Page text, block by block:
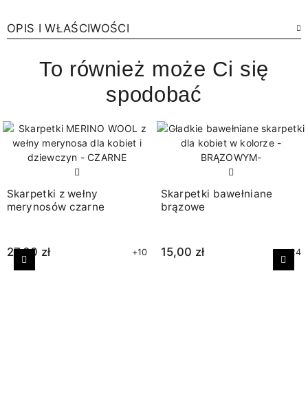
OPIS I WŁAŚCIWOŚCI
To również może Ci się
spodobać
Skarpetki z wełny
merynosów czarne
27,00 zł +10
Skarpetki bawełniane
brązowe
15,00 zł +24
Poprzedni